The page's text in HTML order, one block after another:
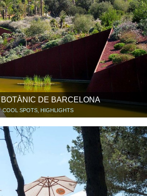
DE BARCELONA
COOL SPOTS, HIGHLIGHTS